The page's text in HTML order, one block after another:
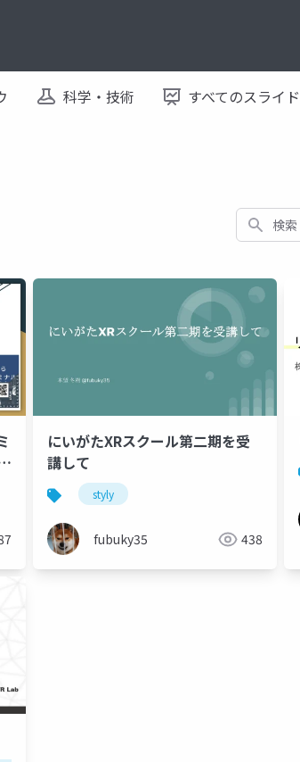
科学・技術 すべてのスライド
検索
にいがたXRスクール第二期を受
講して
styly
fubuky35 438